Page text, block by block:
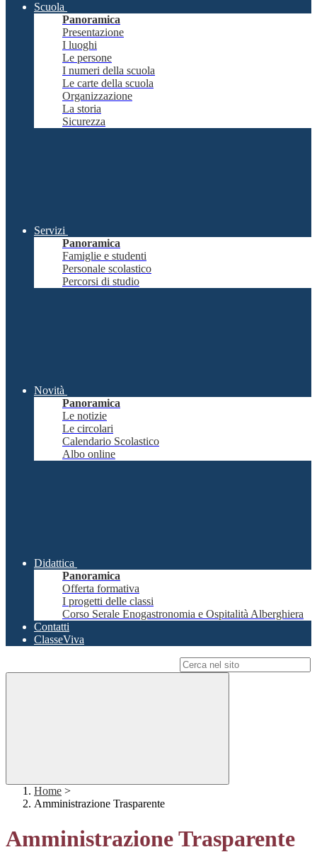
Scuola
Panoramica
Presentazione
I luoghi
Le persone
I numeri della scuola
Le carte della scuola
Organizzazione
La storia
Sicurezza
Servizi
Panoramica
Famiglie e studenti
Personale scolastico
Percorsi di studio
Novità
Panoramica
Le notizie
Le circolari
Calendario Scolastico
Albo online
Didattica
Panoramica
Offerta formativa
I progetti delle classi
Corso Serale Enogastronomia e Ospitalità Alberghiera
Contatti
ClasseViva
Home >
Amministrazione Trasparente
Amministrazione Trasparente